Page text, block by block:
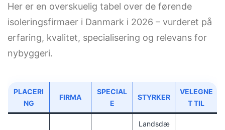
Her er en overskuelig tabel over de førende
isoleringsfirmaer i Danmark i 2026 – vurderet på
erfaring, kvalitet, specialisering og relevans for
nybyggeri.
PLACERI
NG
FIRMA
SPECIAL
E
STYRKER
VELEGNE
T TIL
Landsdæ